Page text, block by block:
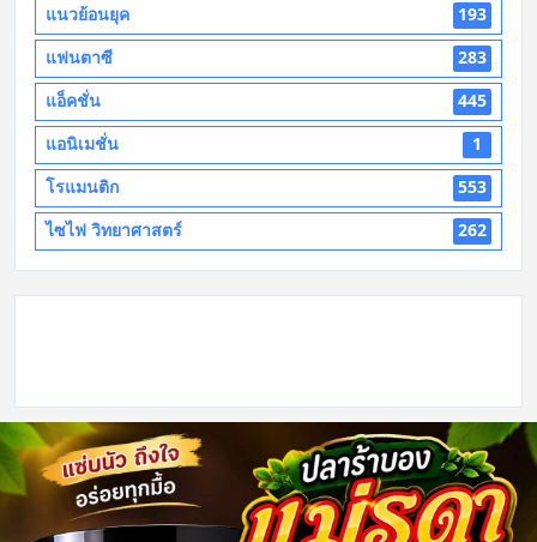
แนวย้อนยุค
193
แฟนตาซี
283
แอ็คชั่น
445
แอนิเมชั่น
1
โรแมนติก
553
ไซไฟ วิทยาศาสตร์
262